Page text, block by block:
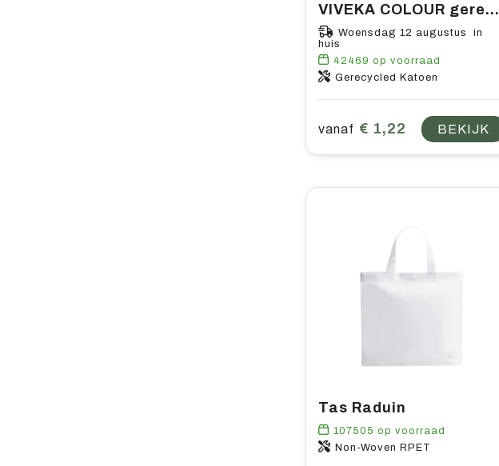
VIVEKA COLOUR gerecyclede boodschappentas met logo bedrukken | Vanaf 145 stuks
Woensdag 12 augustus in
huis
42469 op voorraad
Gerecycled Katoen
vanaf € 1,22 BEKIJK
Tas Raduin
107505 op voorraad
Non-Woven RPET